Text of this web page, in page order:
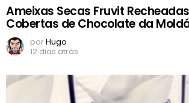
Ameixas Secas Fruvit
Cobertas de Chocolate da
porHugo
12 dias atrás